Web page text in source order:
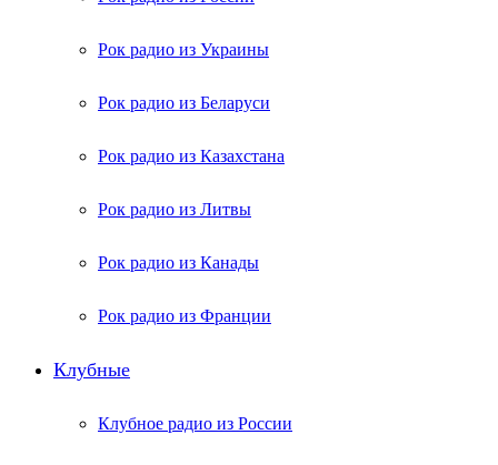
Рок радио из Украины
Рок радио из Беларуси
Рок радио из Казахстана
Рок радио из Литвы
Рок радио из Канады
Рок радио из Франции
Клубные
Клубное радио из России